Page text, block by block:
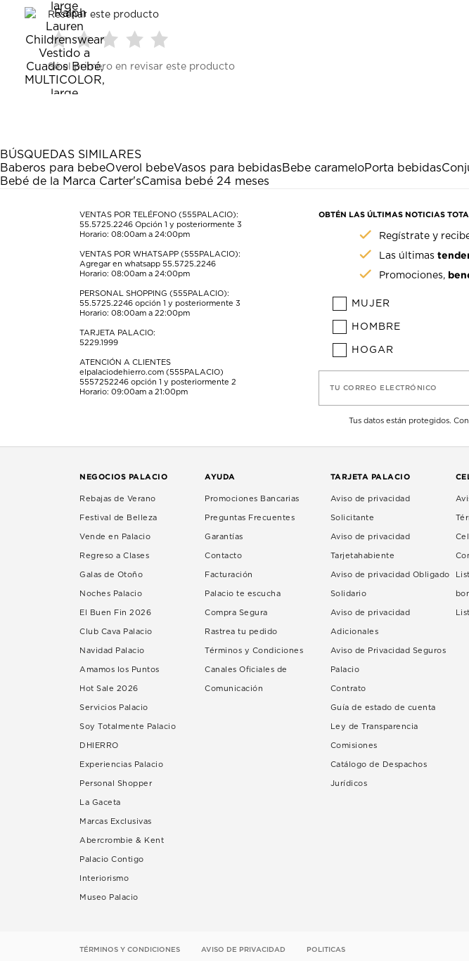
Reseñar este producto
Seleccionar
para
calificar
el
estrella
Esta
acción
abrirá
formulario
Seleccionar
para
calificar
el
estrellas.
Esta
acción
abrirá
formulario
de
para
calificar
estrellas.
Esta
acción
abrirá
formulario
de
para
estrellas.
Esta
acción
abrirá
formulario
de
para
Esta
acción
abrirá
formulario
de
envío.
Sé el primero en revisar este producto
BÚSQUEDAS SIMILARES
Baberos para bebeOverol bebeVasos para bebidasBebe carameloPorta bebidas
Bebé de la Marca Carter'sCamisa bebé 24 meses
VENTAS POR TELÉFONO (555PALACIO):
55.5725.2246 Opción 1 y posteriormente 3
Horario: 08:00am a 24:00pm
VENTAS POR WHATSAPP (555PALACIO):
Agregar en whatsapp 55.5725.2246
Horario: 08:00am a 24:00pm
PERSONAL SHOPPING (555PALACIO):
55.5725.2246 opción 1 y posteriormente 3
Horario: 08:00am a 22:00pm
TARJETA PALACIO:
5229.1999
ATENCIÓN A CLIENTES
elpalaciodehierro.com (555PALACIO)
5557252246 opción 1 y posteriormente 2
Horario: 09:00am a 21:00pm
OBTÉN LAS ÚLTIMAS NOTICIAS
Regístrate y
Las últimas
Promociones,
MUJER
HOMBRE
HOGAR
TU CORREO ELECTRÓNICO
Tus datos están protegidos.
NEGOCIOS PALACIO
Rebajas de Verano
Festival de Belleza
Vende en Palacio
Regreso a Clases
Galas de Otoño
Noches Palacio
El Buen Fin 2026
Club Cava Palacio
Navidad Palacio
Amamos los Puntos
Hot Sale 2026
Servicios Palacio
Soy Totalmente Palacio
DHIERRO
Experiencias Palacio
Personal Shopper
La Gaceta
Marcas Exclusivas
Abercrombie & Kent
Palacio Contigo
Interiorismo
Museo Palacio
AYUDA
Promociones Bancarias
Preguntas Frecuentes
Garantías
Contacto
Facturación
Palacio te escucha
Compra Segura
Rastrea tu pedido
Términos y Condiciones
Canales Oficiales de
Comunicación
TARJETA PALACIO
Aviso de privacidad
Solicitante
Aviso de privacidad
Tarjetahabiente
Aviso de privacidad Obligado
Solidario
Aviso de privacidad
Adicionales
Aviso de Privacidad Seguros
Palacio
Contrato
Guía de estado de cuenta
Ley de Transparencia
Comisiones
Catálogo de Despachos
Jurídicos
TÉRMINOS Y CONDICIONES AVISO DE PRIVACIDAD POLITICAS